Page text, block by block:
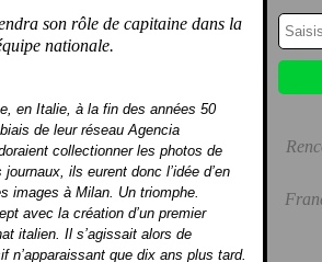
son rôle de capitaine dans la
nationale.
en Italie, à la fin des années 50
de leur réseau Agencia
collectionner les photos de
ils eurent donc l’idée d’en
images à Milan. Un triomphe.
avec la création d’un premier
italien. Il s’agissait alors de
n’apparaissant que dix ans plus tard.